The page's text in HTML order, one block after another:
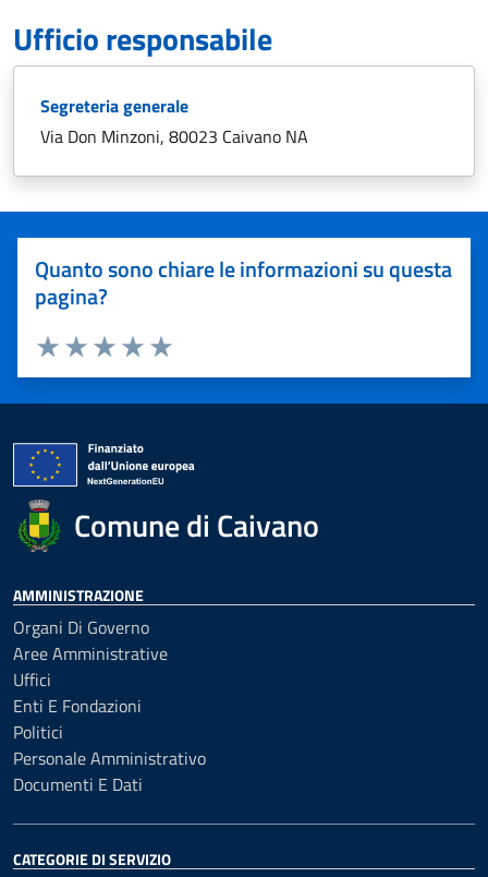
Ufficio responsabile
Segreteria generale
Via Don Minzoni, 80023 Caivano NA
Quanto sono chiare le informazioni su questa
pagina?
Valuta 5 stelle su 5
Valuta 4 stelle su 5
Valuta 3 stelle su 5
Valuta 2 stelle su 5
Valuta 1 stelle su 5
Comune di Caivano
AMMINISTRAZIONE
Organi Di Governo
Aree Amministrative
Uffici
Enti E Fondazioni
Politici
Personale Amministrativo
Documenti E Dati
CATEGORIE DI SERVIZIO